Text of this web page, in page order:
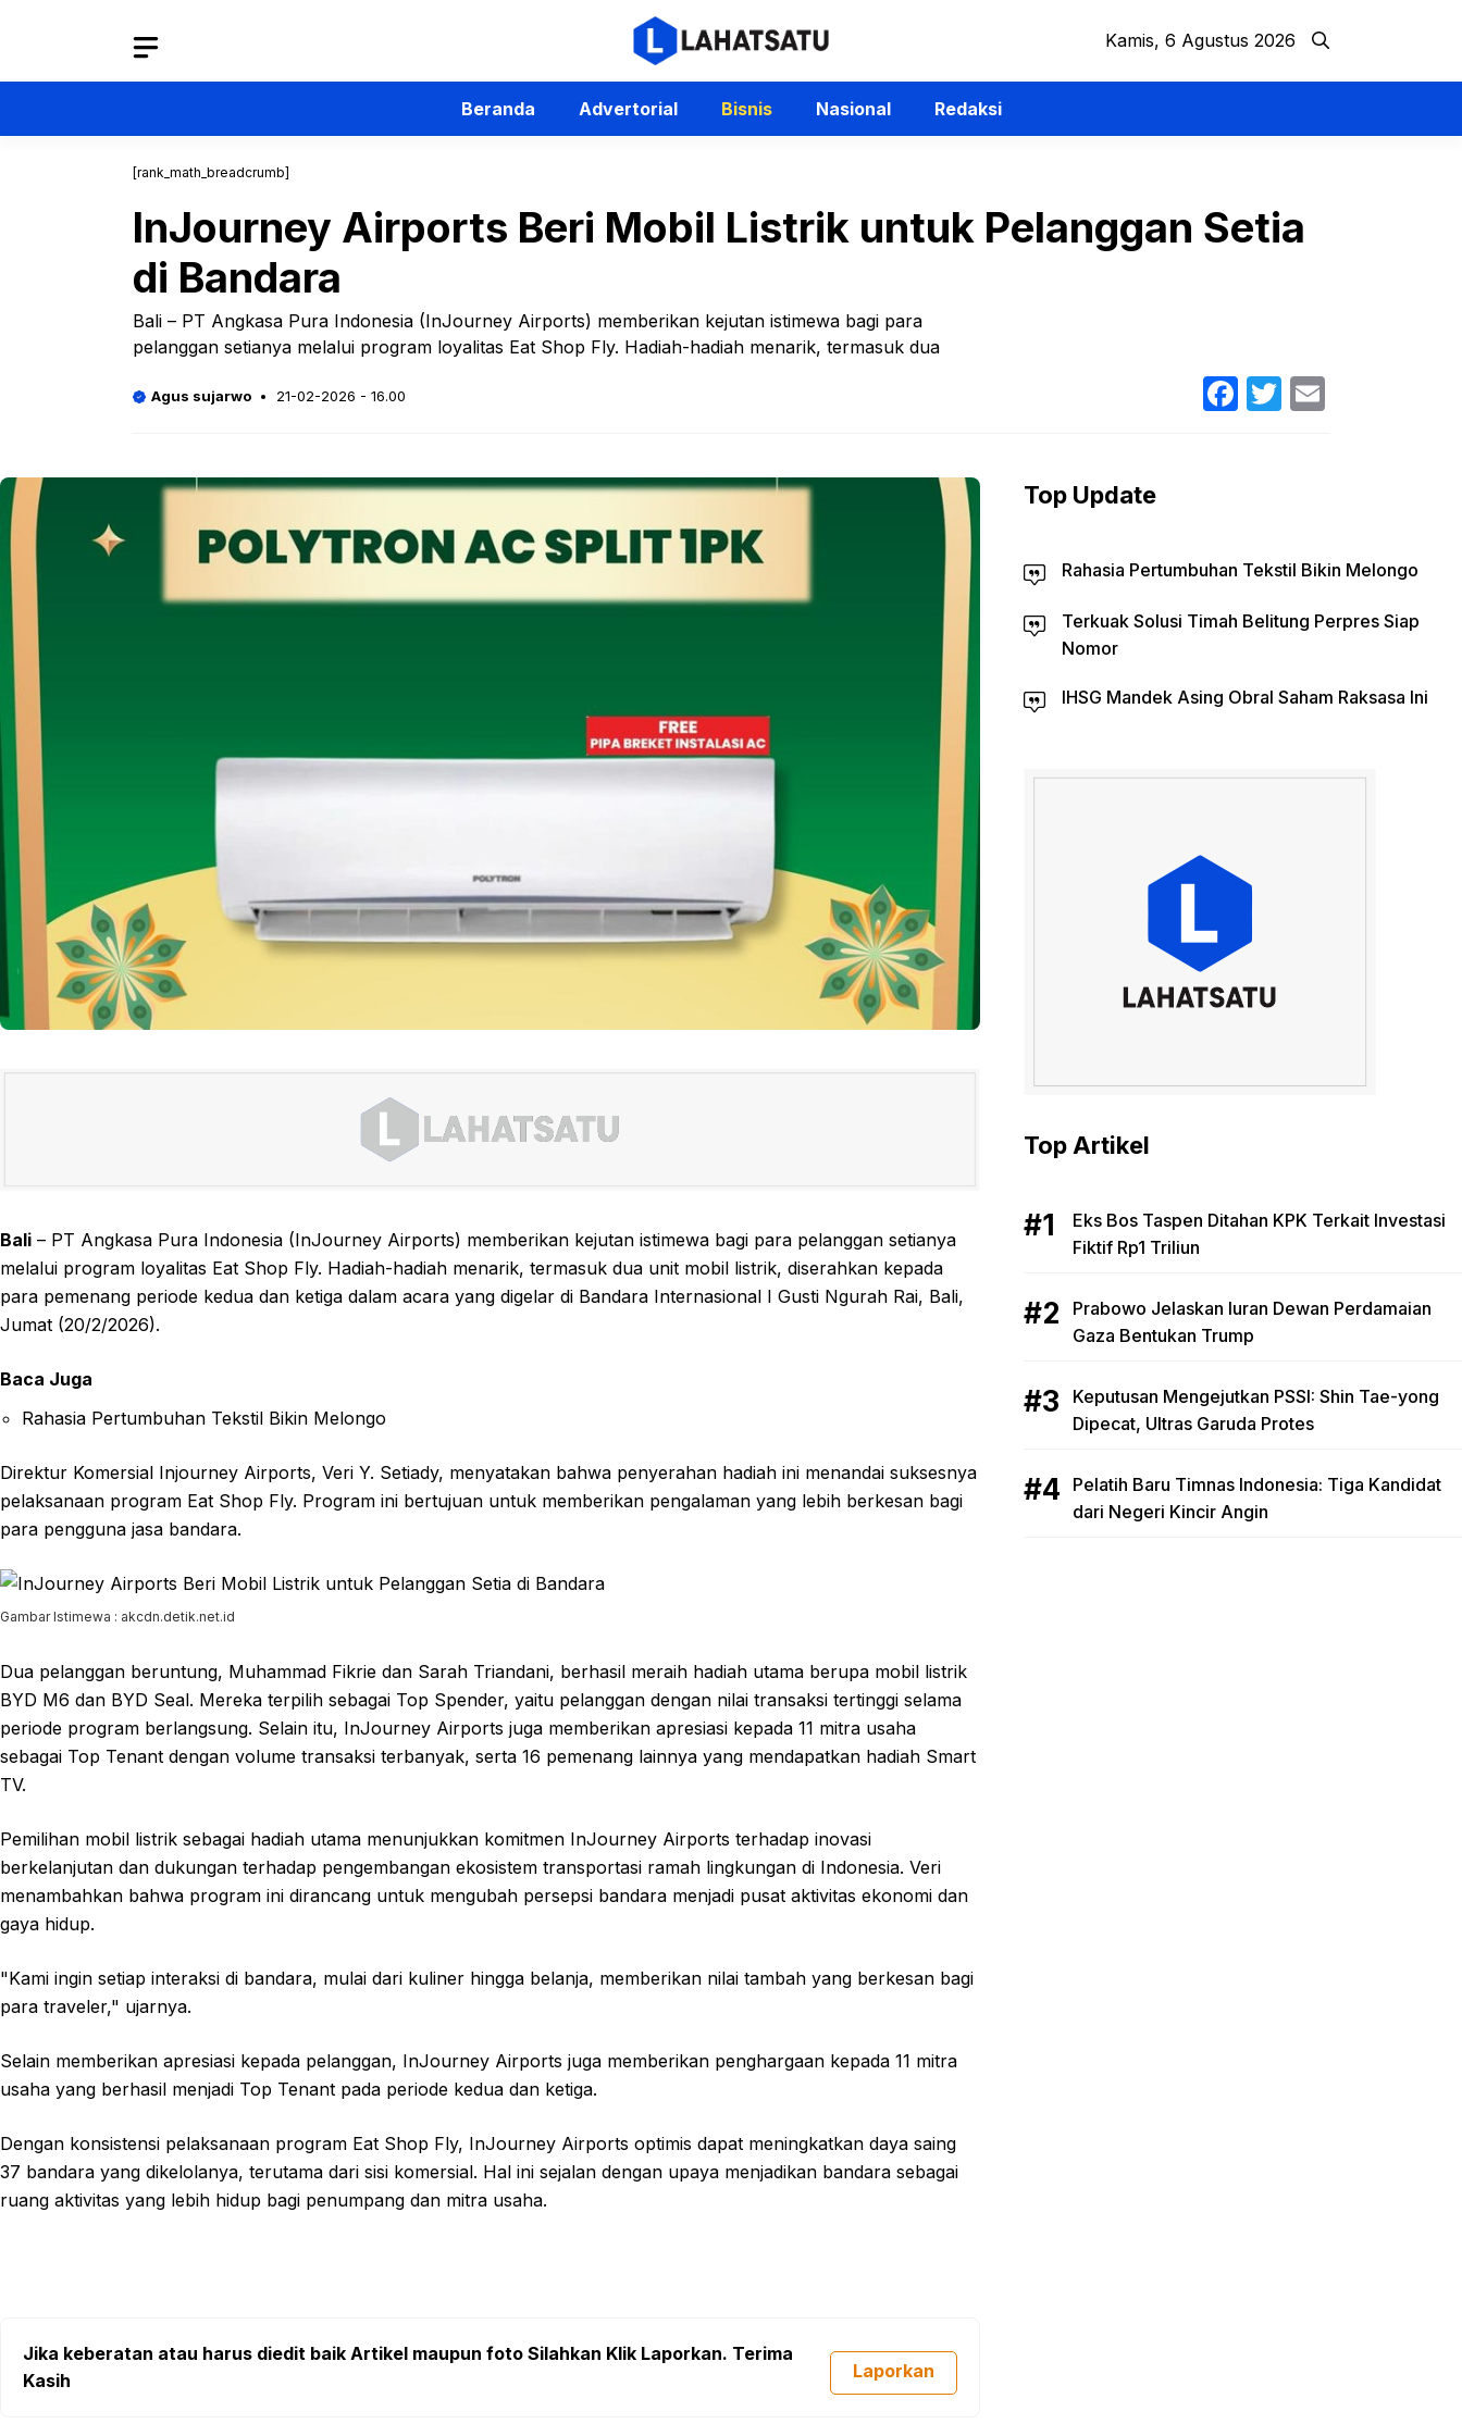
Kamis, 6 Agustus 2026
Beranda Advertorial Bisnis Nasional Redaksi
[rank_math_breadcrumb]
InJourney Airports Beri Mobil Listrik untuk Pelanggan Setia
di Bandara
Bali – PT Angkasa Pura Indonesia (InJourney Airports) memberikan kejutan istimewa bagi para
pelanggan setianya melalui program loyalitas Eat Shop Fly. Hadiah-hadiah menarik, termasuk dua
Agus sujarwo 21-02-2026 - 16.00 Facebook
Twitter
Bali – PT Angkasa Pura Indonesia (InJourney Airports) memberikan kejutan istimewa bagi para pelanggan setianya
melalui program loyalitas Eat Shop Fly. Hadiah-hadiah menarik, termasuk dua unit mobil listrik, diserahkan kepada
para pemenang periode kedua dan ketiga dalam acara yang digelar di Bandara Internasional I Gusti Ngurah Rai, Bali,
Jumat (20/2/2026).
Baca Juga
Rahasia Pertumbuhan Tekstil Bikin Melongo
Direktur Komersial Injourney Airports, Veri Y. Setiady, menyatakan bahwa penyerahan hadiah ini menandai suksesnya
pelaksanaan program Eat Shop Fly. Program ini bertujuan untuk memberikan pengalaman yang lebih berkesan bagi
para pengguna jasa bandara.
Gambar Istimewa : akcdn.detik.net.id
Dua pelanggan beruntung, Muhammad Fikrie dan Sarah Triandani, berhasil meraih hadiah utama berupa mobil listrik
BYD M6 dan BYD Seal. Mereka terpilih sebagai Top Spender, yaitu pelanggan dengan nilai transaksi tertinggi selama
periode program berlangsung. Selain itu, InJourney Airports juga memberikan apresiasi kepada 11 mitra usaha
sebagai Top Tenant dengan volume transaksi terbanyak, serta 16 pemenang lainnya yang mendapatkan hadiah Smart
TV.
Pemilihan mobil listrik sebagai hadiah utama menunjukkan komitmen InJourney Airports terhadap inovasi
berkelanjutan dan dukungan terhadap pengembangan ekosistem transportasi ramah lingkungan di Indonesia. Veri
menambahkan bahwa program ini dirancang untuk mengubah persepsi bandara menjadi pusat aktivitas ekonomi dan
gaya hidup.
"Kami ingin setiap interaksi di bandara, mulai dari kuliner hingga belanja, memberikan nilai tambah yang berkesan bagi
para traveler," ujarnya.
Selain memberikan apresiasi kepada pelanggan, InJourney Airports juga memberikan penghargaan kepada 11 mitra
usaha yang berhasil menjadi Top Tenant pada periode kedua dan ketiga.
Dengan konsistensi pelaksanaan program Eat Shop Fly, InJourney Airports optimis dapat meningkatkan daya saing
37 bandara yang dikelolanya, terutama dari sisi komersial. Hal ini sejalan dengan upaya menjadikan bandara sebagai
ruang aktivitas yang lebih hidup bagi penumpang dan mitra usaha.
Jika keberatan atau harus diedit baik Artikel maupun foto Silahkan Klik Laporkan. Terima
Kasih
Laporkan
Top Update
Rahasia Pertumbuhan Tekstil Bikin Melongo
Terkuak Solusi Timah Belitung Perpres Siap
Nomor
IHSG Mandek Asing Obral Saham Raksasa Ini
Top Artikel
Eks Bos Taspen Ditahan KPK Terkait Investasi
Fiktif Rp1 Triliun
Prabowo Jelaskan Iuran Dewan Perdamaian
Gaza Bentukan Trump
Keputusan Mengejutkan PSSI: Shin Tae-yong
Dipecat, Ultras Garuda Protes
Pelatih Baru Timnas Indonesia: Tiga Kandidat
dari Negeri Kincir Angin